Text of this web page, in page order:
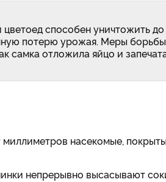
способен уничтожить
потерю урожая. Меры
самка отложила яйцо и
миллиметров насекомые,
непрерывно высасывают